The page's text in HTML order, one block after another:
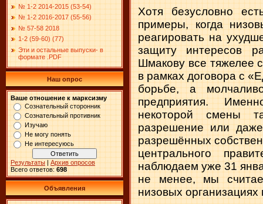
№ 1-2 2014-2015 (53-54)
№ 1-2 2016-2017 (55-56)
№ 57-58 2018
1-2 (59-60) (77)
Эти и остальные выпуски- в
формате .PDF
Наш опрос
Ваше отношение к марксизму
Сознательный сторонник
Сознательный противник
Изучаю
Не могу понять
Не интересуюсь
Результаты | Архив опросов
Всего ответов: 698
Объявления
Хотя безусловно
примеры, когда
реагировать на
защиту интересов
Шмакову все тяжелее
в рамках договора с
борьбе, а
предприятия.
некоторой смены
разрешение или
разрешённых
центрального
наблюдаем уже 31
не менее, мы
низовых